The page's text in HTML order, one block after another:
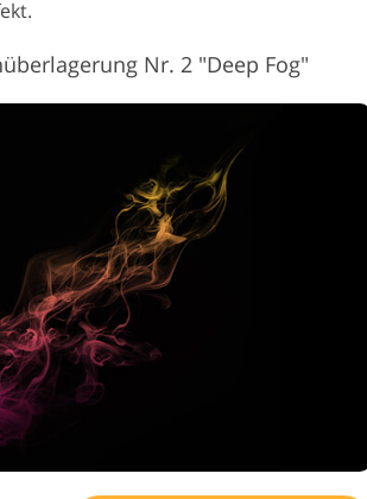
Foto-Restaurierung
Videobearbeitungsdienste
Nr. 2 "Deep Fog"